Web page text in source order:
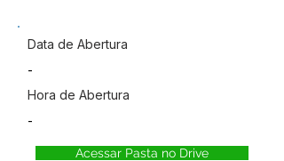
Data de Abertura
-
Hora de Abertura
-
Acessar Pasta no Drive